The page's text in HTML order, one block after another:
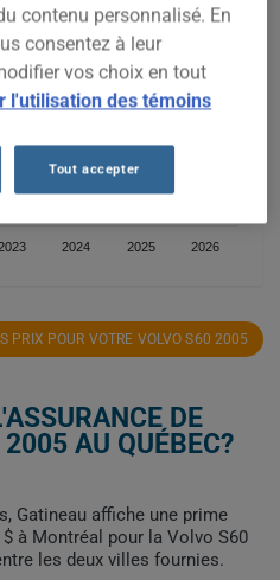
2024 2025 2026
PRIX POUR VOTRE VOLVO S60 2005
DE
AU QUÉBEC?
Gatineau affiche une prime
à Montréal pour la Volvo S60
les deux villes fournies.
contenu personnalisé. En
consentez à leur
vos choix en tout
l'utilisation des témoins
Tout accepter